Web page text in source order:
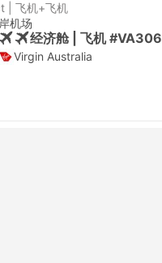
| 飞机+飞机
机场
经济舱 | 飞机 #VA306
Virgin Australia